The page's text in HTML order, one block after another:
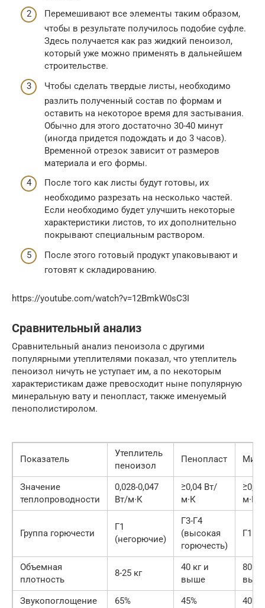
Перемешивают все элементы таким образом,
чтобы в результате получилось подобие суфле.
Здесь получается как раз жидкий пеноизол,
который уже можно применять в дальнейшем
строительстве.
Чтобы сделать твердые листы, необходимо
разлить полученный состав по формам и
оставить на некоторое время для застывания.
Обычно для этого достаточно 30-40 минут
(иногда придется подождать и до 3 часов).
Временной отрезок зависит от размеров
материала и его формы.
После того как листы будут готовы, их
необходимо разрезать на несколько частей.
Если необходимо будет улучшить некоторые
характеристики листов, то их дополнительно
покрывают специальным раствором.
После этого готовый продукт упаковывают и
готовят к складированию.
https://youtube.com/watch?v=12BmkW0sC3I
Сравнительный анализ
Сравнительный анализ пеноизола с другими
популярными утеплителями показал, что утеплитель
пеноизол ничуть не уступает им, а по некоторым
характеристикам даже превосходит ныне популярную
минеральную вату и пенопласт, также именуемый
пенополистиролом.
Показатель
Утеплитель
пеноизол
Пенопласт
Значение
теплопроводности
0,028-0,047
Вт/м∙К
≥0,04 Вт/
м∙К
м∙К
Группа горючести
Г1
(негорючие)
Г3-Г4
(высокая
горючесть)
Г1
Объемная
плотность
8-25 кг
40 кг и
выше
80
Звукопоглощение
65% 45%
40%